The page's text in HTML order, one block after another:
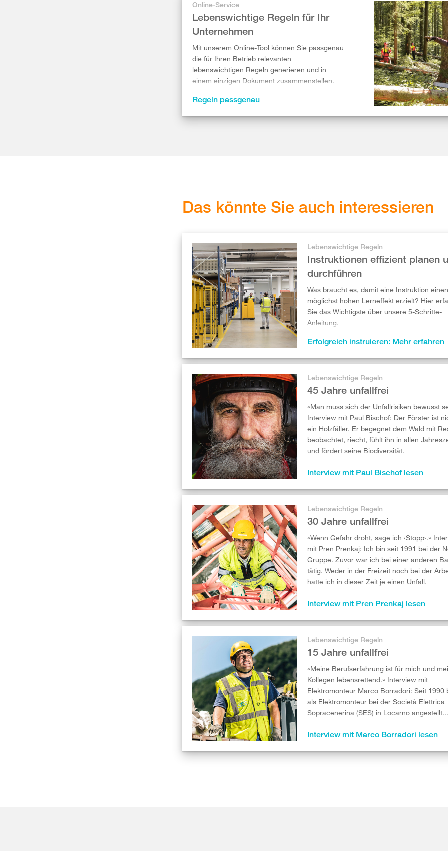
Online-Service
Lebenswichtige Regeln für Ihr
Unternehmen
Mit unserem Online-Tool können Sie passgenau
die für Ihren Betrieb relevanten
lebenswichtigen Regeln generieren und in
einem einzigen Dokument zusammenstellen.
Regeln passgenau
Das könnte Sie auch interessieren
Lebenswichtige Regeln
Instruktionen effizient planen
durchführen
Was braucht es, damit eine Instruktion einen
möglichst hohen Lerneffekt erzielt? Hier
Sie das Wichtigste über unsere 5-Schritte-
Anleitung.
Erfolgreich instruieren: Mehr erfahren
Lebenswichtige Regeln
45 Jahre unfallfrei
«Man muss sich der Unfallrisiken bewusst
Interview mit Paul Bischof: Der Förster ist
ein Holzfäller. Er begegnet dem Wald mit
beobachtet, riecht, fühlt ihn in allen
und fördert seine Biodiversität.
Interview mit Paul Bischof lesen
Lebenswichtige Regeln
30 Jahre unfallfrei
«Wenn Gefahr droht, sage ich ‹Stopp›.»
mit Pren Prenkaj: Ich bin seit 1991 bei der
Gruppe. Zuvor war ich bei einer anderen
tätig. Weder in der Freizeit noch bei der
hatte ich in dieser Zeit je einen Unfall.
Interview mit Pren Prenkaj lesen
Lebenswichtige Regeln
15 Jahre unfallfrei
«Meine Berufserfahrung ist für mich und
Kollegen lebensrettend.» Interview mit
Elektromonteur Marco Borradori: Seit 1990
als Elektromonteur bei der Società Elettrica
Sopracenerina (SES) in Locarno angestellt...
Interview mit Marco Borradori lesen